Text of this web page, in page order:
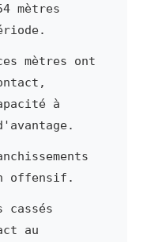
mètres
mètres ont
à
offensif.
cassés
au